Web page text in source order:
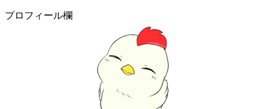
プロフィール欄